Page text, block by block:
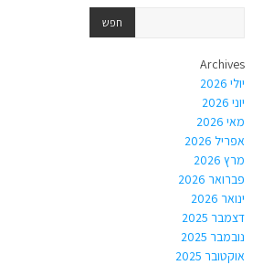
Archives
יולי 2026
יוני 2026
מאי 2026
אפריל 2026
מרץ 2026
פברואר 2026
ינואר 2026
דצמבר 2025
נובמבר 2025
אוקטובר 2025